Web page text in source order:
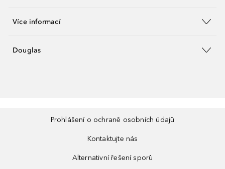
Více informací
Douglas
Prohlášení o ochraně osobních údajů
Kontaktujte nás
Alternativní řešení sporů